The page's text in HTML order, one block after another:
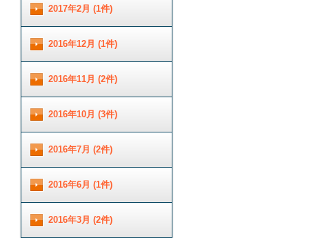
2017年2月 (1件)
2016年12月 (1件)
2016年11月 (2件)
2016年10月 (3件)
2016年7月 (2件)
2016年6月 (1件)
2016年3月 (2件)